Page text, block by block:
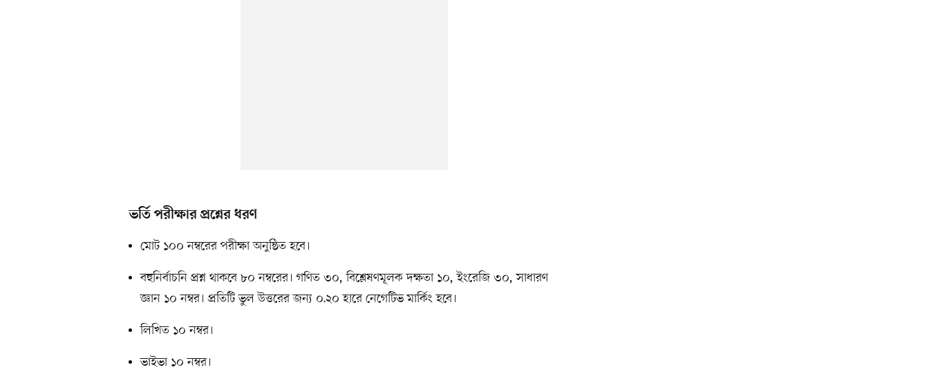
ভর্তি পরীক্ষার প্রশ্নের ধরণ
মোট ১০০ নম্বরের পরীক্ষা অনুষ্ঠিত হবে।
বহুনির্বাচনি প্রশ্ন থাকবে ৮০ নম্বরের। গণিত ৩০, বিশ্লেষণমূলক দক্ষতা ১০, ইংরেজি ৩০, সাধারণ
জ্ঞান ১০ নম্বর। প্রতিটি ভুল উত্তরের জন্য ০.২০ হারে নেগেটিভ মার্কিং হবে।
লিখিত ১০ নম্বর।
ভাইভা ১০ নম্বর।